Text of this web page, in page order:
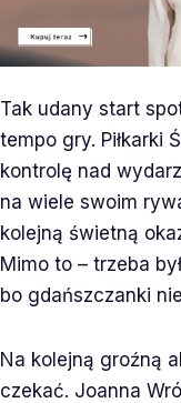
Tak udany start
tempo gry. Piłkarki
kontrolę nad
na wiele swoim
kolejną świetną
Mimo to – trzeba
bo gdańszczanki
Na kolejną groźną
czekać. Joanna